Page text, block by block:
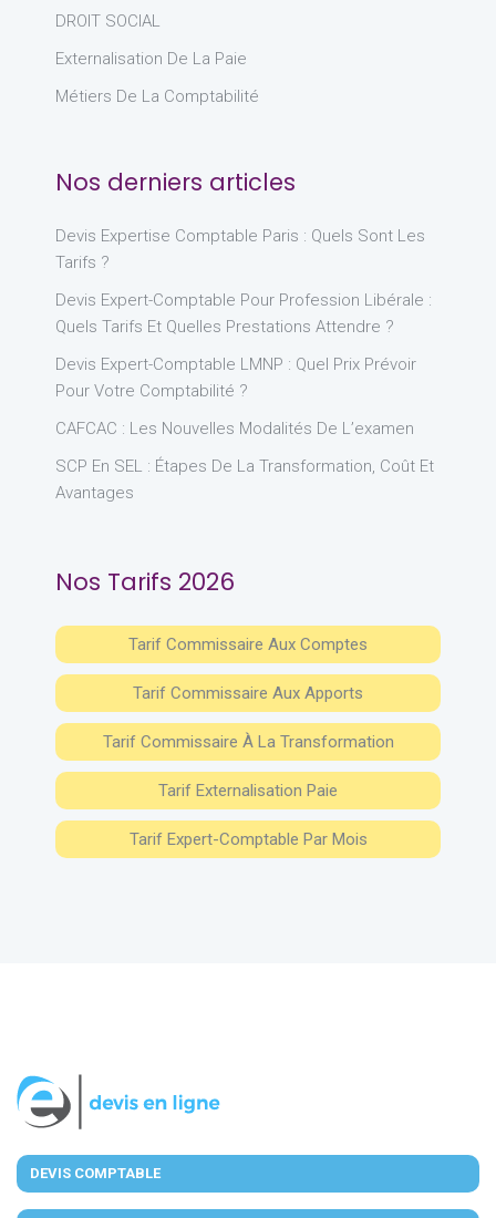
DROIT SOCIAL
Externalisation De La Paie
Métiers De La Comptabilité
Nos derniers articles
Devis Expertise Comptable Paris : Quels Sont Les
Tarifs ?
Devis Expert-Comptable Pour Profession Libérale :
Quels Tarifs Et Quelles Prestations Attendre ?
Devis Expert-Comptable LMNP : Quel Prix Prévoir
Pour Votre Comptabilité ?
CAFCAC : Les Nouvelles Modalités De L’examen
SCP En SEL : Étapes De La Transformation, Coût Et
Avantages
Nos Tarifs 2026
Tarif Commissaire Aux Comptes
Tarif Commissaire Aux Apports
Tarif Commissaire À La Transformation
Tarif Externalisation Paie
Tarif Expert-Comptable Par Mois
DEVIS COMPTABLE